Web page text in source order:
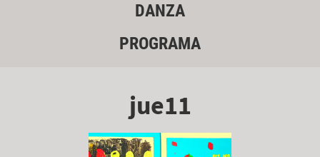
DANZA
PROGRAMA
jue11